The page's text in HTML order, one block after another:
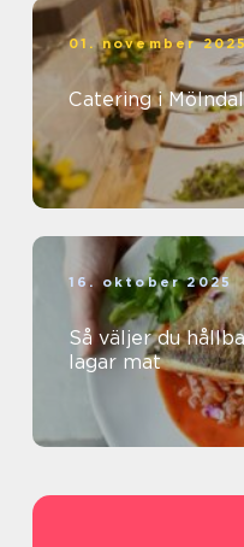
01. november
Catering i
16. oktober 2025
Så väljer du
lagar mat